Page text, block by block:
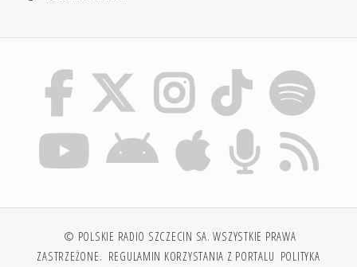
© POLSKIE RADIO SZCZECIN SA. WSZYSTKIE PRAWA
ZASTRZEŻONE. REGULAMIN KORZYSTANIA Z PORTALU POLITYKA